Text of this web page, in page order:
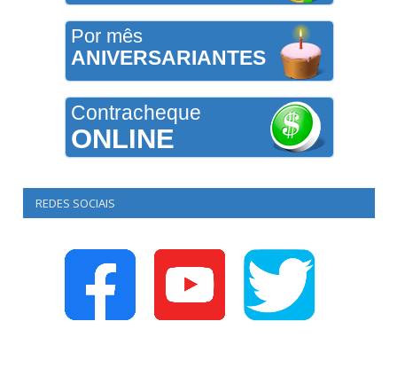
Por mês
ANIVERSARIANTES
Contracheque
ONLINE
REDES SOCIAIS